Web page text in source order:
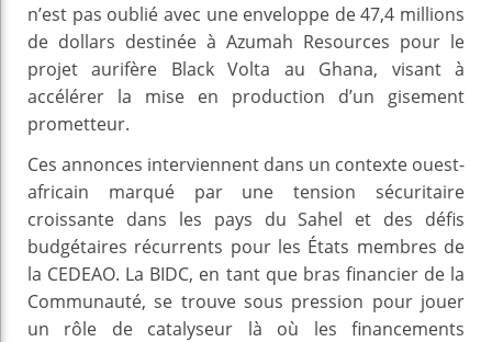
n’est pas oublié avec une enveloppe de 47,4 millions
de dollars destinée à Azumah Resources pour le
projet aurifère Black Volta au Ghana, visant à
accélérer la mise en production d’un gisement
prometteur.
Ces annonces interviennent dans un contexte ouest-
africain marqué par une tension sécuritaire
croissante dans les pays du Sahel et des défis
budgétaires récurrents pour les États membres de
la CEDEAO. La BIDC, en tant que bras financier de la
Communauté, se trouve sous pression pour jouer
un rôle de catalyseur là où les financements